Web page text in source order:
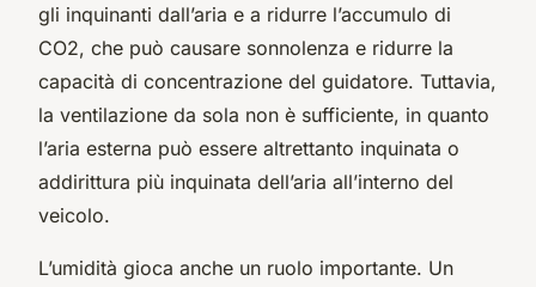
gli inquinanti dall’aria e a ridurre l’accumulo di
CO2, che può causare sonnolenza e ridurre la
capacità di concentrazione del guidatore. Tuttavia,
la ventilazione da sola non è sufficiente, in quanto
l’aria esterna può essere altrettanto inquinata o
addirittura più inquinata dell’aria all’interno del
veicolo.
L’umidità gioca anche un ruolo importante. Un